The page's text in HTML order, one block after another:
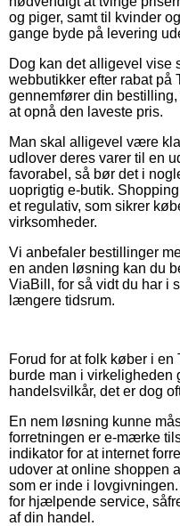
og piger, samt til kvinder
gange byde på levering
Dog kan det alligevel vise
webbutikker efter rabat på
gennemfører din
at opnå den laveste pris.
Man skal alligevel være
udlover deres varer til en
favorabel, så bør det i
uoprigtig e-butik.
et regulativ, som sikrer
virksomheder.
Vi anbefaler bestillinger
en anden løsning kan du
ViaBill, for så vidt du har i
længere tidsrum.
Forud for at folk køber i
burde man i
handelsvilkår, det er dog
En nem løsning kunne
forretningen er e-mærke
indikator for at internet
udover at online shoppen
som er inde i
for hjælpende service,
af din handel.